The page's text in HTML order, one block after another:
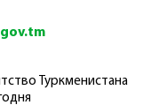
Туркменистана